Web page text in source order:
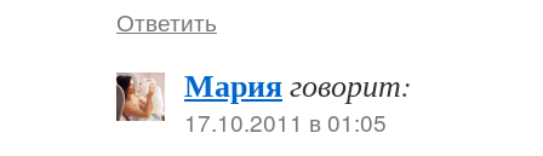
Ответить
Марияговорит:
17.10.2011 в 01:05